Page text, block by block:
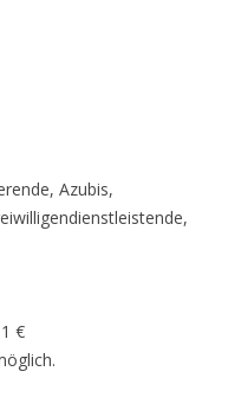
Azubis,
€